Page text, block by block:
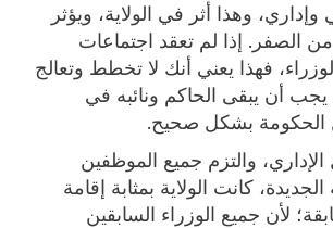
وهذا أثر في الولاية، ويؤثر
من الصفر. إذا لم تعقد اجتماعات
فهذا يعني أنك لا تخطط وتعالج
يجب أن يبقى الحاكم ونائبه في
الحكومة بشكل صحيح.
الإداري، والتزم جميع الموظفين
كانت الولاية بمثابة إقامة
لأن جميع الوزراء السابقين